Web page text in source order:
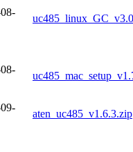
aten_uc485_v1.6.3.zip